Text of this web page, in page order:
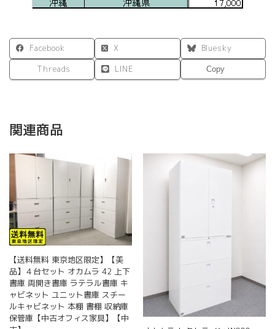
Facebook X
Bluesky
Threads
LINE Copy
関連商品
【送料無料 東京地区限定】【美
品】４台セット オカムラ 42 上下
書庫 両開き書庫 ラテラル書庫 キ
ャビネット ユニット書庫 スチー
ルキャビネット 本棚 書棚 収納庫
保管庫【中古オフィス家具】【中